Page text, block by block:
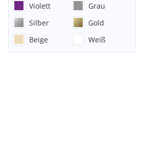
Violett
Grau
Silber
Gold
Beige
Weiß